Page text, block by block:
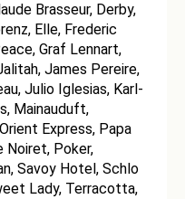
Brasseur, Derby,
Elle, Frederic
Graf Lennart,
James Pereire,
Julio Iglesias, Karl-
Mainauduft,
Express, Papa
Noiret, Poker,
Savoy Hotel, Schlo
Lady, Terracotta,